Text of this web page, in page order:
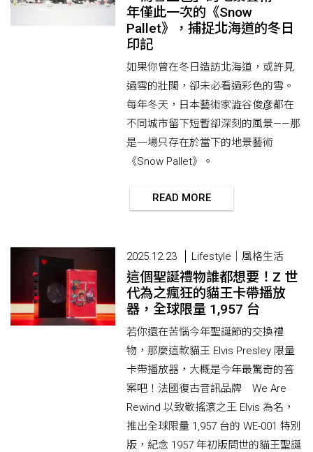
年僅此一次的《Snow
Pallet》，捕捉北海道的冬日
印記
如果你曾在冬日造訪北海道，或許見
過雪的壯闊，卻未必看過彩色的雪。
每年冬天，日本藝術家澁谷俊彦都在
不同城市留下短暫卻深刻的風景——那
是一場只存在於當下的地景藝術
《Snow Pallet》。
READ MORE
2025.12.23 Lifestyle｜風格生活
這個聖誕禮物誰都想要！Z 世
代為之瘋狂的貓王卡帶播放
器，全球限量 1,957 台
若你還在苦惱今年聖誕節的交換禮
物，那麼這款貓王 Elvis Presley 限量
卡帶播放器，大概是今年最驚奇的答
案吧！法國復古音訊品牌 We Are
Rewind 以致敬搖滾之王 Elvis 為名，
推出全球限量 1,957 台的 WE-001 特別
版，紀念 1957 年初版問世的貓王聖誕